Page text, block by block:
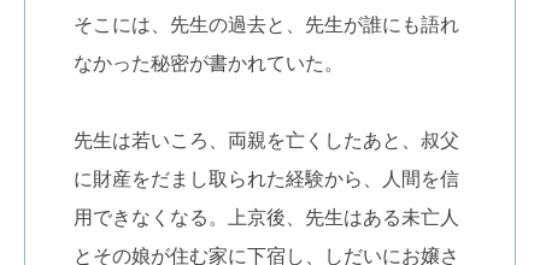
そこには、先生の過去と、先生が誰にも語れ
なかった秘密が書かれていた。
先生は若いころ、両親を亡くしたあと、叔父
に財産をだまし取られた経験から、人間を信
用できなくなる。上京後、先生はある未亡人
とその娘が住む家に下宿し、しだいにお嬢さ